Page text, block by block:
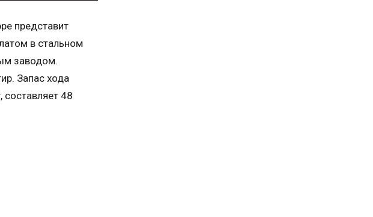
представит
в стальном
заводом.
Запас хода
48